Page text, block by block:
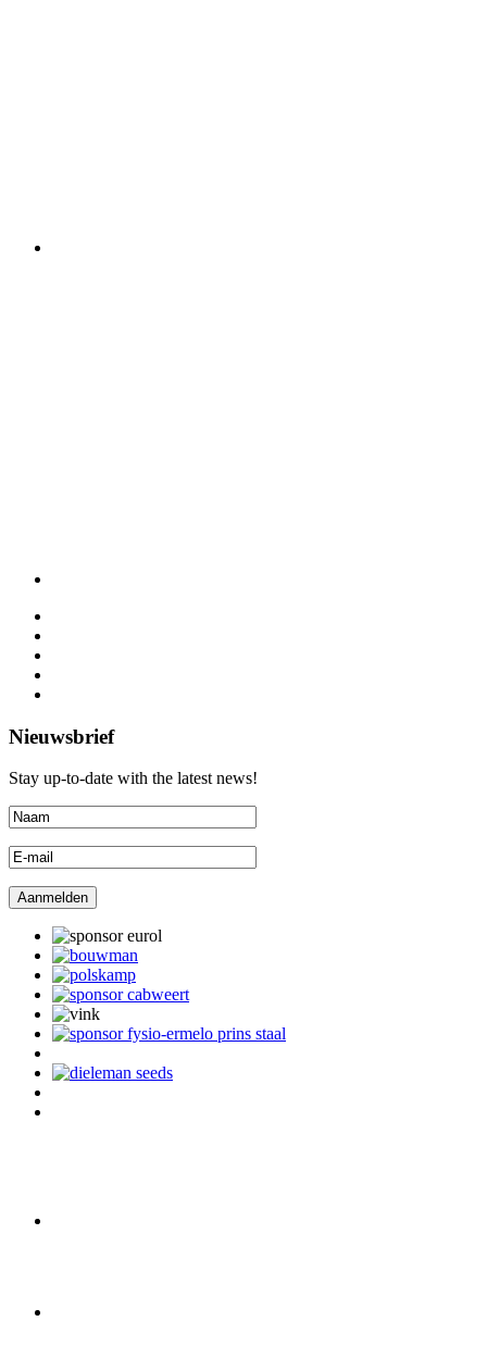
Nieuwsbrief
Stay up-to-date with the latest news!